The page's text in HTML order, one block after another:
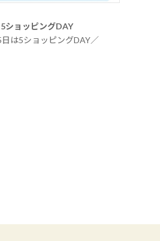
5ショッピングDAY
は5ショッピングDAY／